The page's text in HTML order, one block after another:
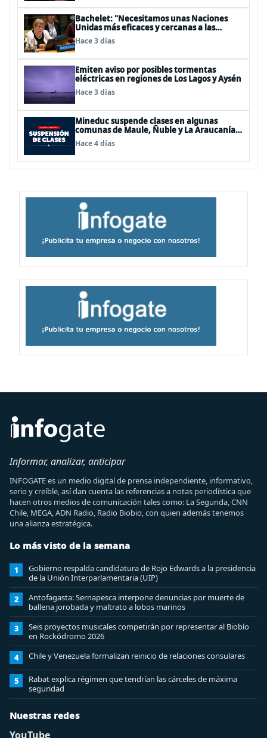
Bachelet: "Necesitamos unas Naciones
Unidas más eficaces y cercanas a las
personas"
Hace 3 días
Emiten aviso por posibles tormentas
eléctricas en regiones de Los Lagos y Aysén
Hace 3 días
Mineduc suspende clases en algunas
comunas de Maule, Ñuble y La Araucanía
para este lunes
Hace 4 días
Informar, analizar, anticipar
INFOGATE es un medio digital de prensa independiente, informativo,
serio y creíble, así dan cuenta las referencias a notas periodística que
hacen otros medios de comunicación tales como: La Segunda, CNN
Chile, MEGA, ADN Radio, Radio Biobio, con quien además tenemos
una alianza estratégica.
Lo más visto de la semana
1
Gobierno respalda candidatura de Rojo Edwards a la presidencia
de la Unión Interparlamentaria (UIP)
2
Antofagasta: Sernapesca interpone denuncias por muerte de
ballena jorobada y maltrato a lobos marinos
3
Seis proyectos musicales competirán por representar al Biobío
en Rockódromo 2026
4 Chile y Venezuela formalizan reinicio de relaciones consulares
5
Rabat explica régimen que tendrían las cárceles de máxima
seguridad
Nuestras redes
YouTube